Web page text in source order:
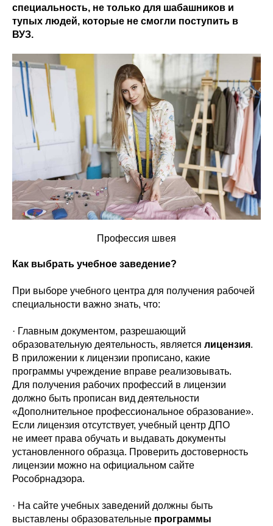
специальность, не только для шабашников и
тупых людей, которые не смогли поступить в
ВУЗ.
Профессия швея
Как выбрать учебное заведение?
При выборе учебного центра для получения рабочей
специальности важно знать, что:
· Главным документом, разрешающий
образовательную деятельность, является лицензия.
В приложении к лицензии прописано, какие
программы учреждение вправе реализовывать.
Для получения рабочих профессий в лицензии
должно быть прописан вид деятельности
«Дополнительное профессиональное образование».
Если лицензия отсутствует, учебный центр ДПО
не имеет права обучать и выдавать документы
установленного образца. Проверить достоверность
лицензии можно на официальном сайте
Рособрнадзора.
· На сайте учебных заведений должны быть
выставлены образовательные программы